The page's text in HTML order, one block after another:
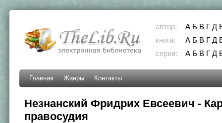
автор: А Б В Г Д
книга:
А Б В Г Д
серия:
А Б В Г Д
Главная Жанры Контакты
Незнанский Фридрих Евсеевич -
правосудия